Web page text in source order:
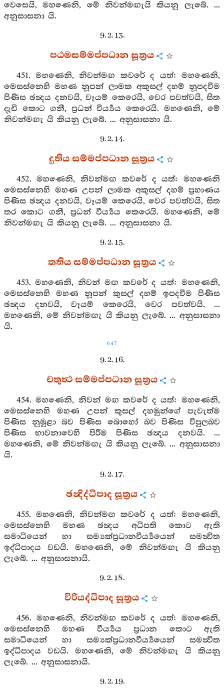
වෙසෙයි, මහණෙනි, මේ නිවන්මඟැයි කියනු ලැබේ. ...
අනුසාසනා යි.
9. 2. 13.
පඨමසම්මප්පධාන සූත්‍රය
451. මහණෙනි, නිවන්මඟ කවරේ ද යත්: මහණෙනි,
මෙසස්නෙහි මහණ නූපන් ලාමක අකුසල් දහම් නූපදවීම
පිණිස ඡන්‍දය දනවයි, වෑයම් කෙරෙයි, වෙර පවත්වයි, සිත
දැඩි කොට ගනී, ප්‍රධන් වීර්‍ය්‍යය කෙරෙයි. මහණෙනි, මේ
නිවන්මඟැ යි කියනු ලැබේ. ... අනුසාසනා යි.
9. 2. 14.
දුතිය සම්මප්පධාන සූත්‍රය
452. මහණෙනි, නිවන්මඟ කවරේ ද යත්: මහණෙනි
මෙසස්නෙහි මහණ උපන් ලාමක අකුසල් දහම් ප්‍රහාණය
පිණිස ඡන්‍දය දනවයි, වෑයම් කෙරෙයි, වෙර පවත්වයි, සිත
තර කොට ගනී, ප්‍රධන් වීර්‍ය්‍යය කෙරෙයි. මහණෙනි, මේ
නිවන්මඟැ යි කියනු ලැබේ. ... අනුසාසනා යි.
9. 2. 15.
තතිය සම්මප්පධාන සූත්‍රය
453. මහණෙනි, නිවන් මඟ කවරේ ද යත්: මහණෙනි,
මෙසස්නෙහි මහණ නූපන් කුසල් දහම් ඉපදවීම පිණිස
ඡන්‍දය දනවයි, වෑයම් කෙරෙයි, වෙර පවත්වයි. ...
මහණෙනි, මේ නිවන්මඟැ යි කියනු ලැබේ. ... අනුසාසනා
යි.
647
9. 2. 16.
චතුත්‍ථ සම්මප්පධාන සූත්‍රය
454. මහණෙනි, නිවන් මඟ කවරේ ද යත්: මහණෙනි,
මෙසස්නෙහි මහණ උපන් කුසල් දහමුන්ගේ පැවැත්ම
පිණිස නුමුළා බව පිණිස බොහෝ බව පිණිස විපුලබව
පිණිස භාවනාවෙහි පිරීම පිණිස ඡන්‍දය දනවයි. ...
මහණෙනි, මේ නිවන්මඟැ යි කියනු ලැබේ. ... අනුසාසනා
යි.
9. 2. 17.
ඡන්‍දිද්ධිපාද සූත්‍රය
455. මහණෙනි, නිවන්මඟ කවරේ ද යත්: මහණෙනි,
මෙසස්නෙහි මහණ ඡන්‍දය අධිපති කොට ඇති
සමාධියෙන් හා සම්‍යක්ප්‍රධානවීර්‍ය්‍යයෙන් සමන්‍විත
ඉද්ධිපාදය වඩයි. මහණෙනි, මේ නිවන්මඟැ යි කියනු
ලැබේ. ... අනුසාසනායි.
9. 2. 18.
විරියද්ධිපාද සූත්‍රය
456. මහණෙනි, නිවන්මඟ කවරේ ද යත්: මහණෙනි,
මෙසස්නෙහි මහණ වීර්‍ය්‍යය ප්‍රධාන කොට ඇති
සමාධියෙන් හා සම්‍යක්ප්‍රධානවීර්‍ය්‍යයෙන් සමන්‍විත
ඉද්ධිපාදය වඩයි. මහණෙනි, මේ නිවන්මඟැ යි කියනු
ලැබේ. ... අනුසාසනායි.
9. 2. 19.